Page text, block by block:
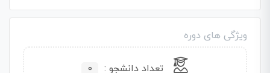
ویژگی های دوره
تعداد دانشجو : 0